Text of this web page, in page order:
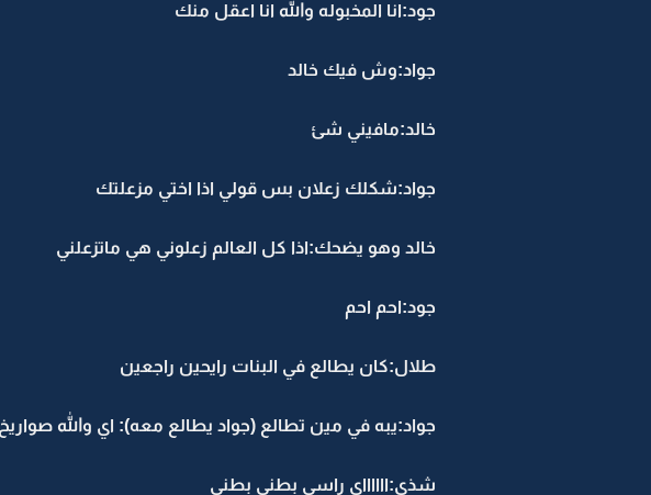
جود:انا المخبوله والله انا اعقل منك
جواد:وش فيك خالد
خالد:مافيني شئ
جواد:شكلك زعلان بس قولي اذا اختي مزعلتك
خالد وهو يضحك:اذا كل العالم زعلوني هي ماتزعلني
جود:احم احم
طلال:كان يطالع في البنات رايحين راجعين
جواد:يبه في مين تطالع (جواد يطالع معه): اي والله صواريخ
شذى:ااااااي راسي بطني بطني